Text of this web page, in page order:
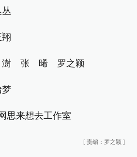
张 晞 罗之颖
思来想去工作室
[ 责编：罗之颖 ]